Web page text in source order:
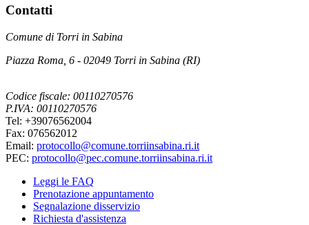
Contatti
Comune di Torri in Sabina
Piazza Roma, 6 - 02049 Torri in Sabina (RI)
Codice fiscale: 00110270576
P.IVA: 00110270576
Tel: +39076562004
Fax: 076562012
Email: protocollo@comune.torriinsabina.ri.it
PEC: protocollo@pec.comune.torriinsabina.ri.it
Leggi le FAQ
Prenotazione appuntamento
Segnalazione disservizio
Richiesta d'assistenza